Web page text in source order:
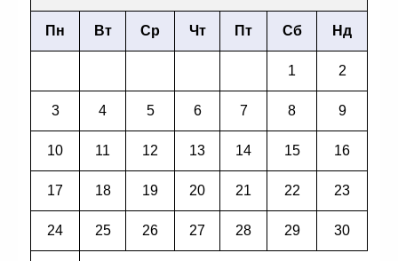
Пн Вт Ср Чт Пт Сб Нд
1 2
3 4 5 6 7 8 9
10 11 12 13 14 15 16
17 18 19 20 21 22 23
24 25 26 27 28 29 30